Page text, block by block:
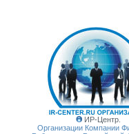
ИР-Центр.
Организации Компании